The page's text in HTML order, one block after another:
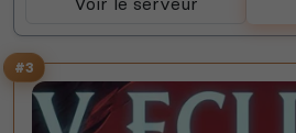
#3